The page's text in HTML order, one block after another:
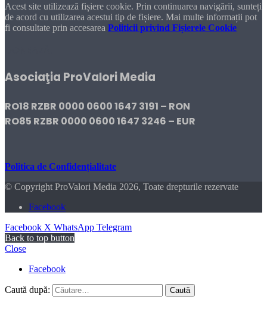
Acest site utilizează fișiere cookie. Prin continuarea navigării, sunteți
de acord cu utilizarea acestui tip de fișiere. Mai multe informații pot
fi consultate prin accesarea Politicii privind Fișierele Cookie
Asociaţia ProValori Media
RO18 RZBR 0000 0600 1647 3191 – RON
RO85 RZBR 0000 0600 1647 3246 – EUR
Politica de Confidențialitate
© Copyright ProValori Media 2026, Toate drepturile rezervate
Facebook
Facebook X WhatsApp Telegram
Back to top button
Close
Facebook
Caută după: